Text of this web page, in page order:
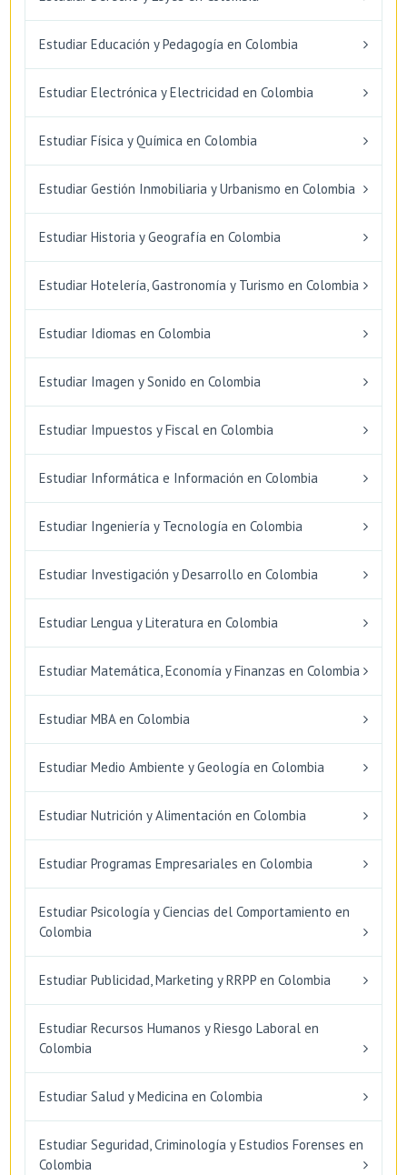
Estudiar Educación y Pedagogía en Colombia
Estudiar Electrónica y Electricidad en Colombia
Estudiar Física y Química en Colombia
Estudiar Gestión Inmobiliaria y Urbanismo en Colombia
Estudiar Historia y Geografía en Colombia
Estudiar Hotelería, Gastronomía y Turismo en Colombia
Estudiar Idiomas en Colombia
Estudiar Imagen y Sonido en Colombia
Estudiar Impuestos y Fiscal en Colombia
Estudiar Informática e Información en Colombia
Estudiar Ingeniería y Tecnología en Colombia
Estudiar Investigación y Desarrollo en Colombia
Estudiar Lengua y Literatura en Colombia
Estudiar Matemática, Economía y Finanzas en Colombia
Estudiar MBA en Colombia
Estudiar Medio Ambiente y Geología en Colombia
Estudiar Nutrición y Alimentación en Colombia
Estudiar Programas Empresariales en Colombia
Estudiar Psicología y Ciencias del Comportamiento en
Colombia
Estudiar Publicidad, Marketing y RRPP en Colombia
Estudiar Recursos Humanos y Riesgo Laboral en
Colombia
Estudiar Salud y Medicina en Colombia
Estudiar Seguridad, Criminología y Estudios Forenses en
Colombia